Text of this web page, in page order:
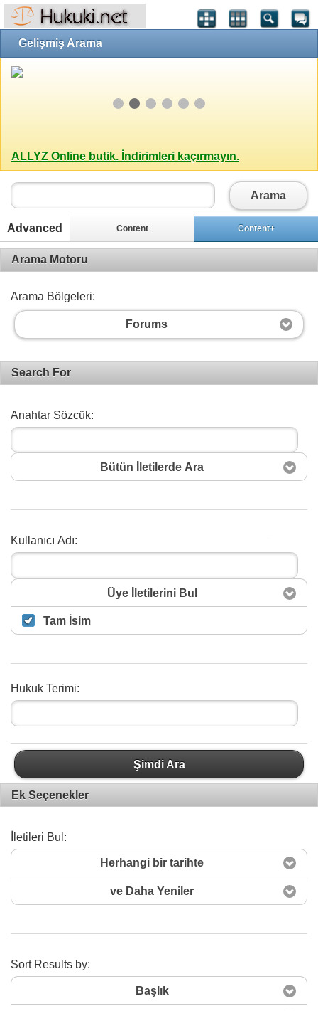
Gelişmiş Arama
ALLYZ Online butik. İndirimleri kaçırmayın.
Arama
Advanced Content Content+
Arama Motoru
Arama Bölgeleri:
Forums
Search For
Anahtar Sözcük:
Bütün İletilerde Ara
Kullanıcı Adı:
Üye İletilerini Bul
Tam İsim
Hukuk Terimi:
Şimdi Ara
Ek Seçenekler
İletileri Bul:
Herhangi bir tarihte
ve Daha Yeniler
Sort Results by:
Başlık